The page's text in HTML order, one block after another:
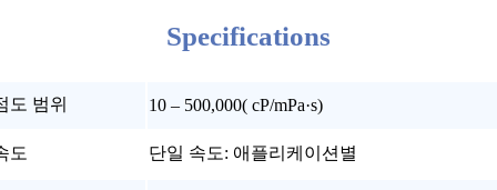
Specifications
도 범위 10 – 500,000( cP/mPa·s)
도 단일 속도: 애플리케이션별